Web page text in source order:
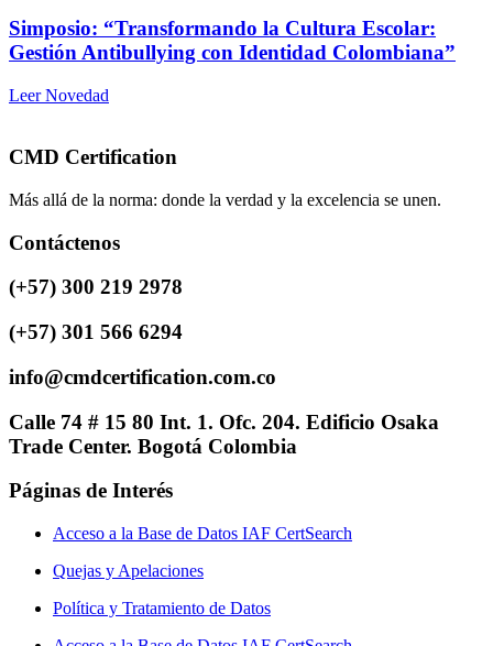
Simposio: “Transformando la Cultura Escolar:
Gestión Antibullying con Identidad Colombiana”
Leer Novedad
CMD Certification
Más allá de la norma: donde la verdad y la excelencia se unen.
Contáctenos
(+57) 300 219 2978
(+57) 301 566 6294
info@cmdcertification.com.co
Calle 74 # 15 80 Int. 1. Ofc. 204. Edificio Osaka
Trade Center. Bogotá Colombia
Páginas de Interés
Acceso a la Base de Datos IAF CertSearch
Quejas y Apelaciones
Política y Tratamiento de Datos